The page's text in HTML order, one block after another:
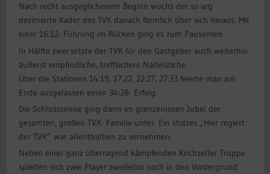
Nach recht ausgeglichenem Beginn wuchs der so arg
dezimierte Kader des TVK danach förmlich über sich hinaus. Mit
einer 16:12- Führung im Rücken ging es zum Pausentee.
In Hälfte zwei setzte der TVK für den Gastgeber auch weiterhin
äußerst empfindliche, treffsichere Nadelstiche.
Über die Stationen 14:19, 17:22, 22:27, 27:33 feierte man am
Ende ausgelassen einen 34:28- Erfolg.
Die Schlusssirene ging dann im grenzenlosen Jubel der
gesamten, großen TVK- Familie unter. Ein stolzes „Hier regiert
der TVK“ war allenthalben zu vernehmen.
Neben einer ganz überragend kämpfenden Kirchzeller Truppe
spielten sich zwei Player zweifellos noch in den Vordergrund.